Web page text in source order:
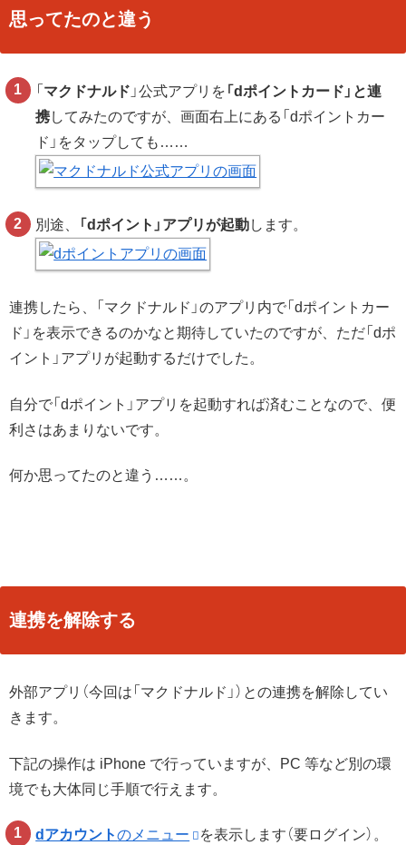
思ってたのと違う
「 マクドナルド 」公式アプリを 「dポイントカード」と連
携してみたのですが、画面右上にある「dポイントカー
ド」をタップしても……
別途、 「dポイント」アプリが起動します。
連携したら、「マクドナルド」のアプリ内で「dポイントカー
ド」を表示できるのかなと期待していたのですが、ただ「dポ
イント」アプリが起動するだけでした。
自分で「dポイント」アプリを起動すれば済むことなので、便
利さはあまりないです。
何か思ってたのと違う……。
連携を解除する
外部アプリ（今回は「マクドナルド」）との連携を解除してい
きます。
下記の操作は iPhone で行っていますが、PC 等など別の環
境でも大体同じ手順で行えます。
dアカウントのメニュー
を表示します（要ログイン）。